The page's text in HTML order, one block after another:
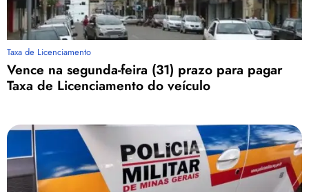
Taxa de Licenciamento
Vence na segunda-feira (31) prazo para pagar
Taxa de Licenciamento do veículo